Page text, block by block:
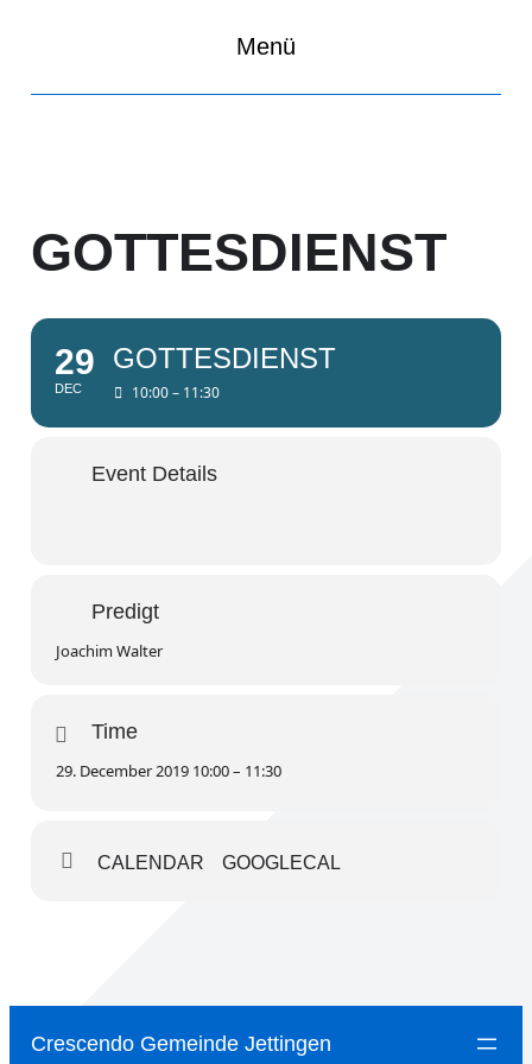
Menü
GOTTESDIENST
29
DEC
GOTTESDIENST
10:00 – 11:30
Event Details
Predigt
Joachim Walter
Time
29. December 2019 10:00 – 11:30
CALENDAR GOOGLECAL
Crescendo Gemeinde Jettingen